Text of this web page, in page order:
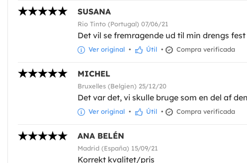
SUSANA
Rio Tinto (Portugal) 07/06/21
Det vil se fremragende ud til min drengs
Ver original • Útil • Compra verificada
MICHEL
Bruxelles (Belgien) 25/12/20
Det var det, vi skulle bruge som en del af
Ver original • Útil • Compra verificada
ANA BELÉN
Madrid (España) 15/09/21
Korrekt kvalitet/pris